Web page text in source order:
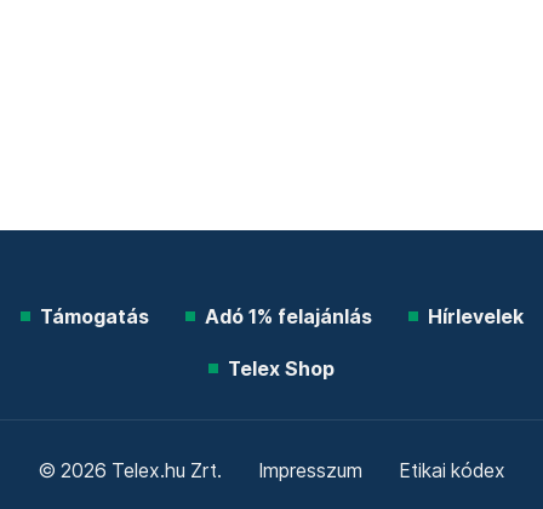
Támogatás Adó 1% felajánlás Hírlevelek
Telex Shop
© 2026 Telex.hu Zrt. Impresszum Etikai kódex